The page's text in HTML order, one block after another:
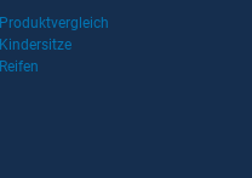
Produktvergleich
Kindersitze
Reifen